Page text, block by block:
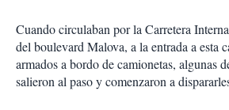
Cuando circulaban por la Carretera
del boulevard Malo­va, a la entrada a esta
armados a bordo de camionetas, algunas
salieron al paso y comenzaron a